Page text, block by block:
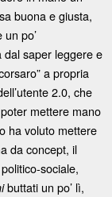
buona e giusta,
po’
saper leggere e
a propria
2.0, che
mettere mano
ha voluto mettere
da concept, il
sociale,
buttati un po’ lì,